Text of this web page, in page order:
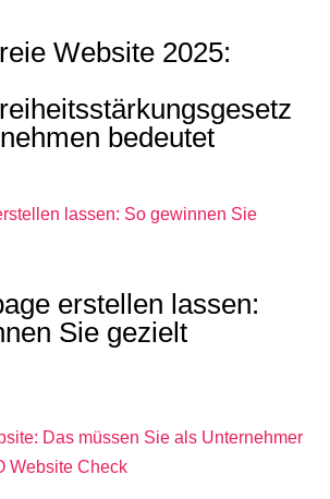
Website 2025:
bedeutet
erstellen lassen:
Sie gezielt